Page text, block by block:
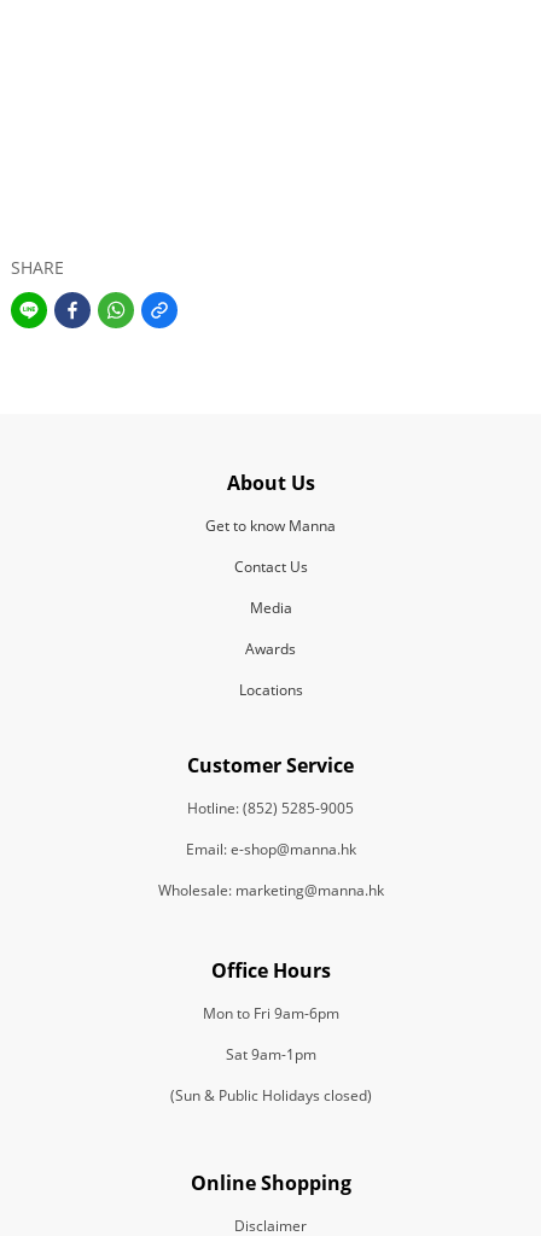
SHARE
About Us
Get to know Manna
Contact Us
Media
Awards
Locations
Customer Service
Hotline: (852) 5285-9005
Email: e-shop@manna.hk
Wholesale: marketing@manna.hk
Office Hours
Mon to Fri 9am-6pm
Sat 9am-1pm
(Sun & Public Holidays closed)
Online Shopping
Disclaimer